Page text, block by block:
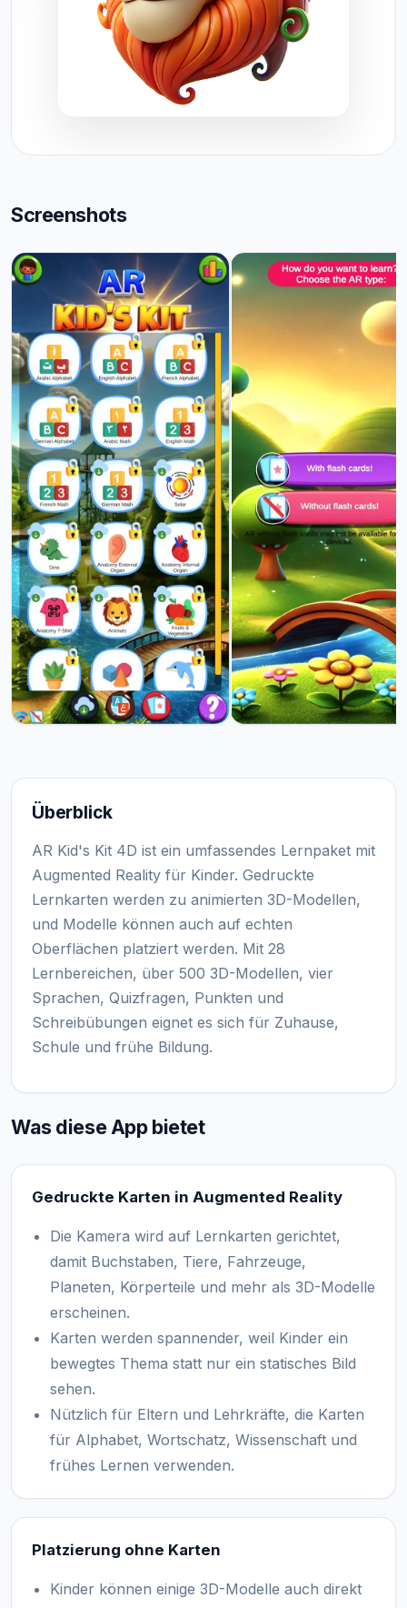
Screenshots
Überblick
AR Kid's Kit 4D ist ein umfassendes Lernpaket mit
Augmented Reality für Kinder. Gedruckte
Lernkarten werden zu animierten 3D-Modellen,
und Modelle können auch auf echten
Oberflächen platziert werden. Mit 28
Lernbereichen, über 500 3D-Modellen, vier
Sprachen, Quizfragen, Punkten und
Schreibübungen eignet es sich für Zuhause,
Schule und frühe Bildung.
Was diese App bietet
Gedruckte Karten in Augmented Reality
Die Kamera wird auf Lernkarten gerichtet,
damit Buchstaben, Tiere, Fahrzeuge,
Planeten, Körperteile und mehr als 3D-Modelle
erscheinen.
Karten werden spannender, weil Kinder ein
bewegtes Thema statt nur ein statisches Bild
sehen.
Nützlich für Eltern und Lehrkräfte, die Karten
für Alphabet, Wortschatz, Wissenschaft und
frühes Lernen verwenden.
Platzierung ohne Karten
Kinder können einige 3D-Modelle auch direkt